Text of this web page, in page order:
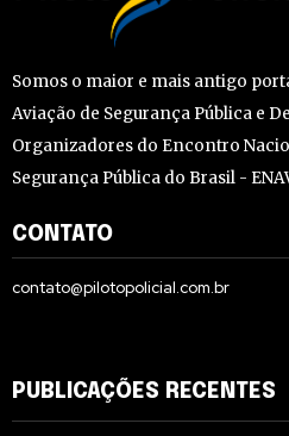
Somos o maior e mais antigo
Aviação de Segurança Pública e
Organizadores do Encontro
Segurança Pública do Brasil -
CONTATO
contato@pilotopolicial.com.br
PUBLICAÇÕES RECENTES